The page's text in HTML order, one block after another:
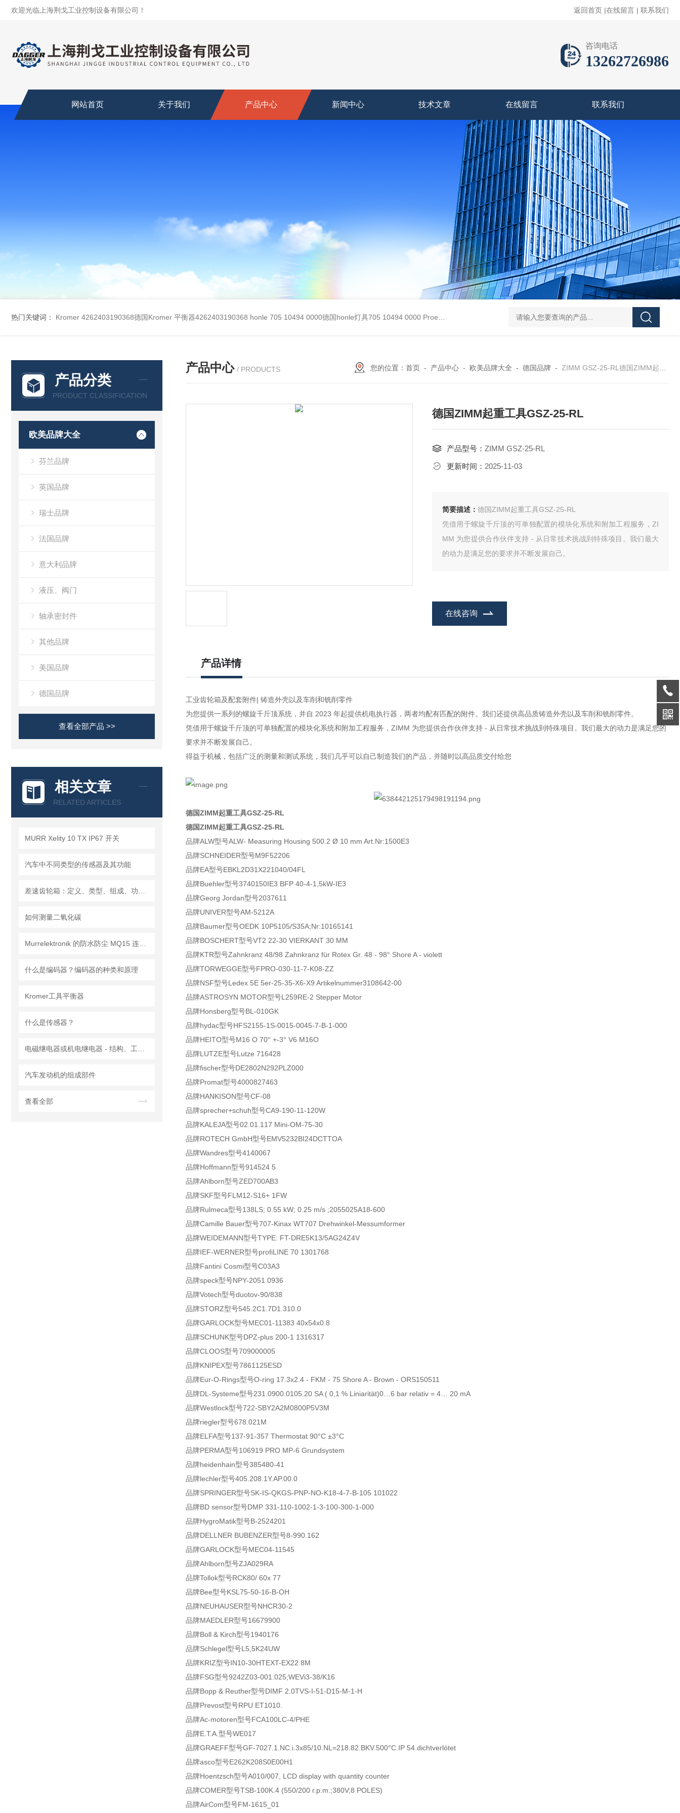
欢迎光临上海荆戈工业控制设备有限公司！ 返回首页 |在线留言 | 联系我们
咨询电话
13262726986
网站首页 关于我们 产品中心 新闻中心 技术文章 在线留言 联系我们
热门关键词： Kromer 4262403190368德国Kromer 平衡器4262403190368 honle 705 10494 0000德国honle灯具705 10494 0000 Proemion wireless 4001德国Proemion模块CANlink wireless 4001 asutec ASU-
产品分类
PRODUCT CLASSIFICATION
欧美品牌大全
芬兰品牌
英国品牌
瑞士品牌
法国品牌
意大利品牌
液压、阀门
轴承密封件
其他品牌
美国品牌
德国品牌
查看全部产品 >>
相关文章
RELATED ARTICLES
MURR Xelity 10 TX IP67 开关
汽车中不同类型的传感器及其功能
如何测量二氧化碳
什么是编码器？编码器的种类和原理
Kromer工具平衡器
什么是传感器？
汽车发动机的组成部件
查看全部
产品中心 / PRODUCTS 您的位置： 首页- 产品中心- 欧美品牌大全 - 德国品牌 - ZIMM GSZ-25-RL德国ZIMM起重工具GSZ-25-RL
德国ZIMM起重工具GSZ-25-RL
产品型号： ZIMM GSZ-25-RL
更新时间： 2025-11-03
简要描述： 德国ZIMM起重工具GSZ-25-RL
凭借用于螺旋千斤顶的可单独配置的模块化系统和附加工程服务，ZI
MM 为您提供合作伙伴支持 - 从日常技术挑战到特殊项目。我们最大
的动力是满足您的要求并不断发展自己。
在线咨询
产品详情
工业齿轮箱及配套附件| 铸造外壳以及车削和铣削零件
为您提供一系列的螺旋千斤顶系统，并自 2023 年起提供机电执行器，两者均配有匹配的附件。我们还提供高品质铸造外壳以及车削和铣削零件。
凭借用于螺旋千斤顶的可单独配置的模块化系统和附加工程服务，ZIMM 为您提供合作伙伴支持 - 从日常技术挑战到特殊项目。我们最大的动力是满足您的
要求并不断发展自己。
得益于机械，包括广泛的测量和测试系统，我们几乎可以自己制造我们的产品，并随时以高品质交付给您
德国ZIMM起重工具GSZ-25-RL
德国ZIMM起重工具GSZ-25-RL
品牌ALW型号ALW- Measuring Housing 500.2 Ø 10 mm Art.Nr:1500E3
品牌SCHNEIDER型号M9F52206
品牌EA型号EBKL2D31X221040/04FL
品牌Buehler型号3740150IE3 BFP 40-4-1,5kW-IE3
品牌Georg Jordan型号2037611
品牌UNIVER型号AM-5212A
品牌Baumer型号OEDK 10P5105/S35A;Nr:10165141
品牌BOSCHERT型号VT2 22-30 VIERKANT 30 MM
品牌KTR型号Zahnkranz 48/98 Zahnkranz für Rotex Gr. 48 - 98° Shore A - violett
品牌TORWEGGE型号FPRO-030-11-7-K08-ZZ
品牌NSF型号Ledex 5E 5er-25-35-X6-X9 Artikelnummer3108642-00
品牌ASTROSYN MOTOR型号L259RE-2 Stepper Motor
品牌Honsberg型号BL-010GK
品牌hydac型号HFS2155-1S-0015-0045-7-B-1-000
品牌HEITO型号M16 O 70° +-3° V6 M16O
品牌LUTZE型号Lutze 716428
品牌fischer型号DE2802N292PLZ000
品牌Promat型号4000827463
品牌HANKISON型号CF-08
品牌sprecher+schuh型号CA9-190-11-120W
品牌KALEJA型号02.01.117 Mini-OM-75-30
品牌ROTECH GmbH型号EMV5232BI24DCTTOA
品牌Wandres型号4140067
品牌Hoffmann型号914524 5
品牌Ahlborn型号ZED700AB3
品牌SKF型号FLM12-S16+ 1FW
品牌Rulmeca型号138LS; 0.55 kW; 0.25 m/s ;2055025A18-600
品牌Camille Bauer型号707-Kinax WT707 Drehwinkel-Messumformer
品牌WEIDEMANN型号TYPE: FT-DRE5K13/5AG24Z4V
品牌IEF-WERNER型号profiLINE 70 1301768
品牌Fantini Cosmi型号C03A3
品牌speck型号NPY-2051.0936
品牌Votech型号duotov-90/838
品牌STORZ型号545.2C1.7D1.310.0
品牌GARLOCK型号MEC01-11383 40x54x0.8
品牌SCHUNK型号DPZ-plus 200-1 1316317
品牌CLOOS型号709000005
品牌KNIPEX型号7861125ESD
品牌Eur-O-Rings型号O-ring 17.3x2.4 - FKM - 75 Shore A - Brown - ORS150511
品牌DL-Systeme型号231.0900.0105.20 SA ( 0,1 % Liniarität)0…6 bar relativ = 4… 20 mA
品牌Westlock型号722-SBY2A2M0800P5V3M
品牌riegler型号678.021M
品牌ELFA型号137-91-357 Thermostat 90°C ±3°C
品牌PERMA型号106919 PRO MP-6 Grundsystem
品牌heidenhain型号385480-41
品牌lechler型号405.208.1Y.AP.00.0
品牌SPRINGER型号SK-IS-QKGS-PNP-NO-K18-4-7-B-105 101022
品牌BD sensor型号DMP 331-110-1002-1-3-100-300-1-000
品牌HygroMatik型号B-2524201
品牌DELLNER BUBENZER型号8-990.162
品牌GARLOCK型号MEC04-11545
品牌Ahlborn型号ZJA029RA
品牌Tollok型号RCK80/ 60x 77
品牌Bee型号KSL75-50-16-B-OH
品牌NEUHAUSER型号NHCR30-2
品牌MAEDLER型号16679900
品牌Boll & Kirch型号1940176
品牌Schlegel型号L5,5K24UW
品牌KRIZ型号IN10-30HTEXT-EX22 8M
品牌FSG型号9242Z03-001.025;WEVi3-38/K16
品牌Bopp & Reuther型号DIMF 2.0TVS-I-51-D15-M-1-H
品牌Prevost型号RPU ET1010.
品牌Ac-motoren型号FCA100LC-4/PHE
品牌E.T.A.型号WE017
品牌GRAEFF型号GF-7027.1.NC.i.3x85/10.NL=218.82.BKV.500°C.IP 54.dichtverlötet
品牌asco型号E262K208S0E00H1
品牌Hoentzsch型号A010/007, LCD display with quantity counter
品牌COMER型号TSB-100K.4 (550/200 r.p.m.;380V;8 POLES)
品牌AirCom型号FM-1615_01